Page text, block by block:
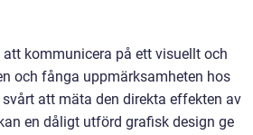
kommunicera på ett visuellt och
och fånga uppmärksamheten hos
att mäta den direkta effekten av
en dåligt utförd grafisk design ge